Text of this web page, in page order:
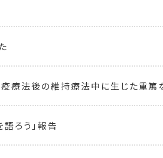
療法後の維持療法中に生じた重篤
ろう」報告